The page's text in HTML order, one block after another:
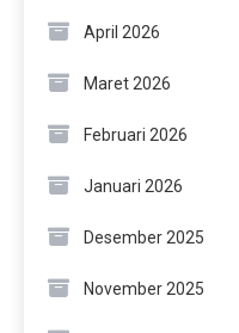
April 2026
Maret 2026
Februari 2026
Januari 2026
Desember 2025
November 2025